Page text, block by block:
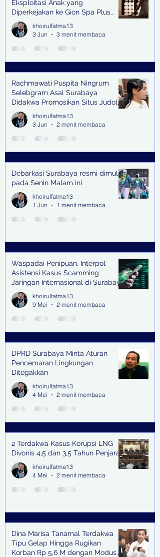
Eksploitasi Anak yang
Diperkejakan ke Gion Spa Plus
and Pub Surabaya,
khoirulfatma13
3 Jun
3 menit membaca
Rachmawati Puspita Ningrum
Selebgram Asal Surabaya
Didakwa Promosikan Situs Judol,
Raup Rp2 Juta dari Tiga Kali
Endorse
khoirulfatma13
3 Jun
2 menit membaca
Debarkasi Surabaya resmi dimulai
pada Senin Malam ini
khoirulfatma13
1 Jun
1 menit membaca
Waspadai Penipuan, Interpol
Asistensi Kasus Scamming
Jaringan Internasional di Surabaya
khoirulfatma13
9 Mei
2 menit membaca
DPRD Surabaya Minta Aturan
Pencemaran Lingkungan
Ditegakkan
khoirulfatma13
4 Mei
2 menit membaca
2 Terdakwa Kasus Korupsi LNG
Divonis 4,5 dan 3,5 Tahun Penjara
khoirulfatma13
4 Mei
2 menit membaca
Dina Marisa Tanamal Terdakwa
Tipu Gelap Hingga Rugikan
Korban Rp 5,6 M dengan Modus